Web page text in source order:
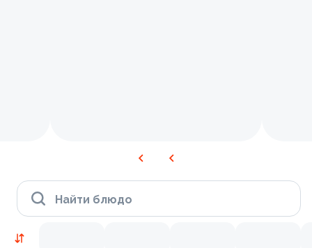
Найти блюдо